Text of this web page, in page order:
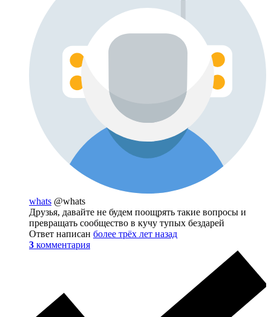
whats @whats
Друзья, давайте не будем поощрять такие вопросы и
превращать сообщество в кучу тупых бездарей
Ответ написан более трёх лет назад
3 комментария